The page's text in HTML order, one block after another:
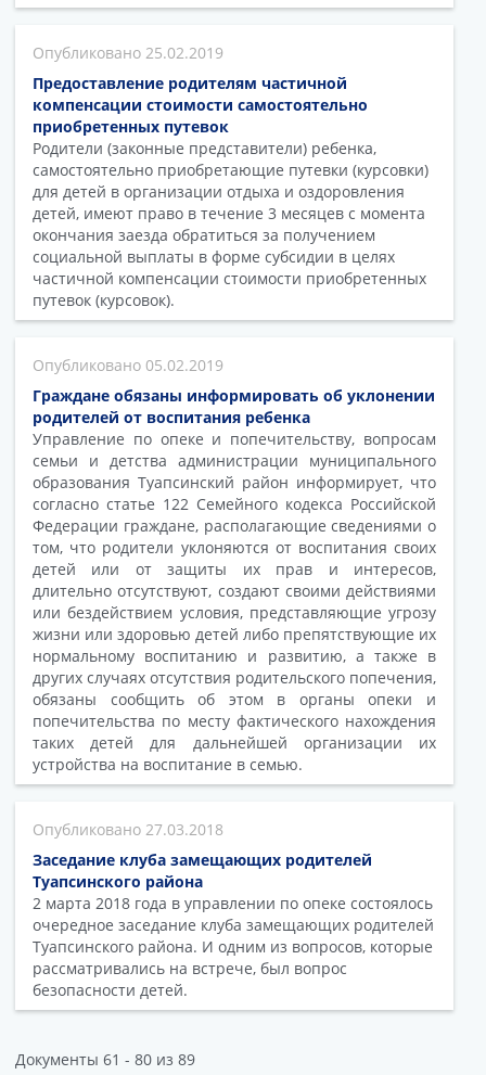
25.02.2019
Предоставление родителям частичной
компенсации стоимости самостоятельно
приобретенных путевок
Родители (законные представители) ребенка,
самостоятельно приобретающие путевки (курсовки)
для детей в организации отдыха и оздоровления
детей, имеют право в течение 3 месяцев с момента
окончания заезда обратиться за получением
социальной выплаты в форме субсидии в целях
частичной компенсации стоимости приобретенных
путевок (курсовок).
05.02.2019
Граждане обязаны информировать об уклонении
родителей от воспитания ребенка
Управление по опеке и попечительству, вопросам
семьи и детства администрации муниципального
образования Туапсинский район информирует, что
согласно статье 122 Семейного кодекса Российской
Федерации граждане, располагающие сведениями о
том, что родители уклоняются от воспитания своих
детей или от защиты их прав и интересов,
длительно отсутствуют, создают своими действиями
или бездействием условия, представляющие угрозу
жизни или здоровью детей либо препятствующие их
нормальному воспитанию и развитию, а также в
других случаях отсутствия родительского попечения,
обязаны сообщить об этом в органы опеки и
попечительства по месту фактического нахождения
таких детей для дальнейшей организации их
устройства на воспитание в семью.
27.03.2018
Заседание клуба замещающих родителей
Туапсинского района
2 марта 2018 года в управлении по опеке состоялось
очередное заседание клуба замещающих родителей
Туапсинского района. И одним из вопросов, которые
рассматривались на встрече, был вопрос
безопасности детей.
Документы 61 - 80 из 89